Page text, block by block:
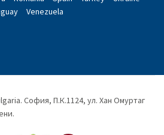
Venezuela
София, П.К.1124, ул. Хан Омуртаг